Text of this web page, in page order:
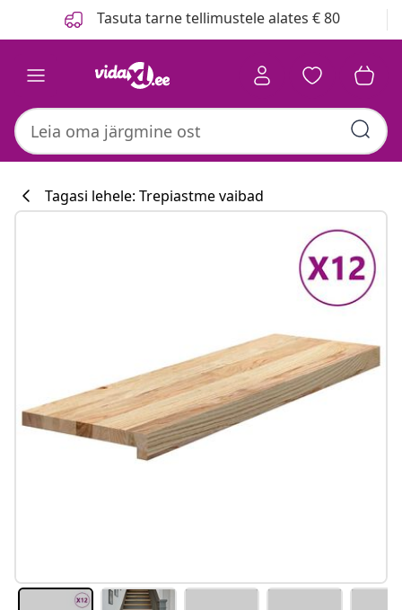
Tasuta tarne tellimustele alates € 80
Tagasi lehele: Trepiastme vaibad